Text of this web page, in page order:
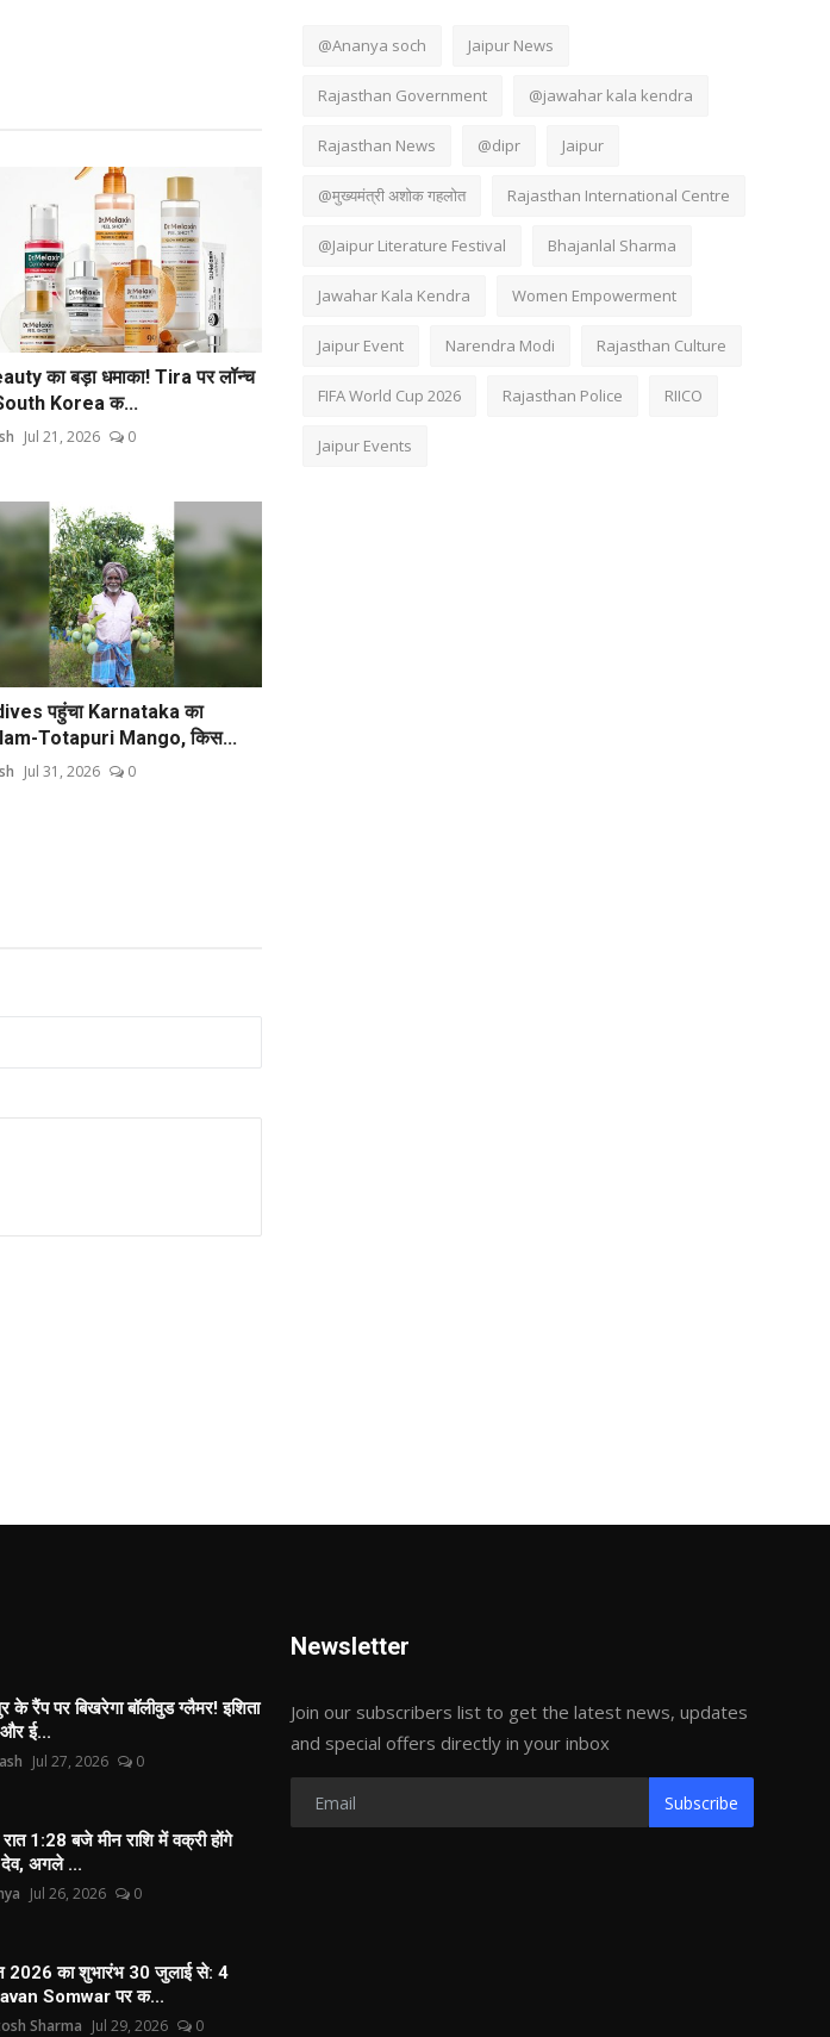
का बड़ा धमाका! Tira पर लॉन्च
Korea क...
Jul 21, 2026 0
पहुंचा Karnataka का
Totapuri Mango, किस...
Jul 31, 2026 0
@Ananya soch Jaipur News
Rajasthan Government @jawahar kala kendra
Rajasthan News @dipr Jaipur
@मुख्यमंत्री अशोक गहलोत Rajasthan International Centre
@Jaipur Literature Festival Bhajanlal Sharma
Jawahar Kala Kendra Women Empowerment
Jaipur Event Narendra Modi Rajasthan Culture
FIFA World Cup 2026 Rajasthan Police RIICO
Jaipur Events
के रैंप पर बिखरेगा बॉलीवुड ग्लैमर! इशिता
ई...
Jul 27, 2026 0
1:28 बजे मीन राशि में वक्री होंगे
देव, अगले ...
Jul 26, 2026 0
2026 का शुभारंभ 30 जुलाई से: 4
Somwar पर क...
Sharma Jul 29, 2026 0
Newsletter
Join our subscribers list to get the latest news, updates
and special offers directly in your inbox
Subscribe